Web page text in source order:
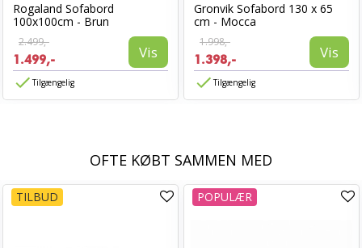
Rogaland Sofabord
100x100cm - Brun
2.499,-
1.499,- Vis
Tilgængelig
Gronvik Sofabord 130 x 65
cm - Mocca
1.998,-
1.398,- Vis
Tilgængelig
OFTE KØBT SAMMEN MED
TILBUD POPULÆR